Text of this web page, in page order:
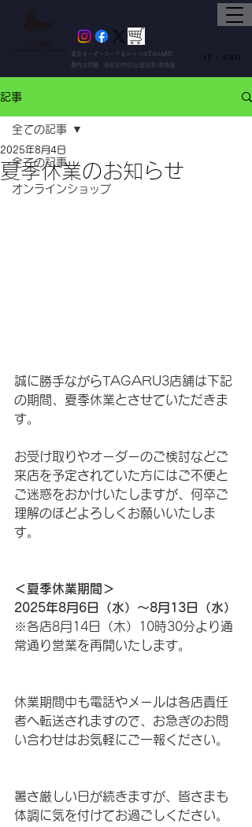
東京オーダースーツ＆シャツのTAGARU
都内３店舗 渋谷区代官山/恵比寿/表参道
ENG
JP /
記事
全ての記事
オンラインショップ
全ての記事
夏季休業のお知らせ
2025年8月4日
誠に勝手ながらTAGARU3店舗は下記
の期間、夏季休業とさせていただきま
す。
お受け取りやオーダーのご検討などご
来店を予定されていた方にはご不便と
ご迷惑をおかけいたしますが、何卒ご
理解のほどよろしくお願いいたしま
す。
＜夏季休業期間＞
2025年8月6日（水）〜8月13日（水）
※各店8月14日（木）10時30分より通
常通り営業を再開いたします。
休業期間中も電話やメールは各店責任
者へ転送されますので、お急ぎのお問
い合わせはお気軽にご一報ください。
暑さ厳しい日が続きますが、皆さまも
体調に気を付けてお過ごしください。